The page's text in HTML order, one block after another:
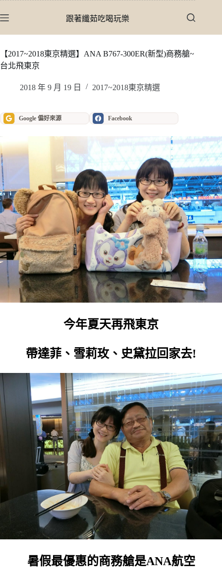
至
內
容
跟著纖茹吃喝玩樂
【2017~2018東京精選】ANA B767-300ER(新型)商務艙~
台北飛東京
2018 年 9 月 19 日 2017~2018東京精選
Google 偏好來源 Facebook
今年夏天再飛東京
帶達菲、雪莉玫、史黛拉回家去!
暑假最優惠的商務艙是ANA航空